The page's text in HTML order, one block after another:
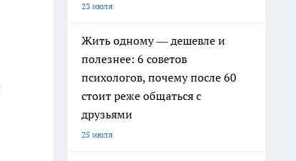
23 июля
Жить одному — дешевле и
полезнее: 6 советов
психологов, почему после 60
стоит реже общаться с
друзьями
25 июля